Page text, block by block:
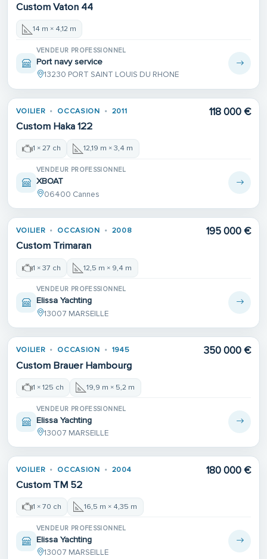
Custom Vaton 44
14 m × 4,12 m
VENDEUR PROFESSIONNEL
Port navy service
13230 PORT SAINT LOUIS DU RHONE
VOILIER OCCASION 2011
Custom Haka 122
118 000 €
1 × 27 ch 12,19 m × 3,4 m
VENDEUR PROFESSIONNEL
XBOAT
06400 Cannes
VOILIER OCCASION 2008
Custom Trimaran
195 000 €
1 × 37 ch 12,5 m × 9,4 m
VENDEUR PROFESSIONNEL
Elissa Yachting
13007 MARSEILLE
VOILIER OCCASION 1945
Custom Brauer Hambourg
350 000 €
1 × 125 ch 19,9 m × 5,2 m
VENDEUR PROFESSIONNEL
Elissa Yachting
13007 MARSEILLE
VOILIER OCCASION 2004
Custom TM 52
180 000 €
1 × 70 ch 16,5 m × 4,35 m
VENDEUR PROFESSIONNEL
Elissa Yachting
13007 MARSEILLE